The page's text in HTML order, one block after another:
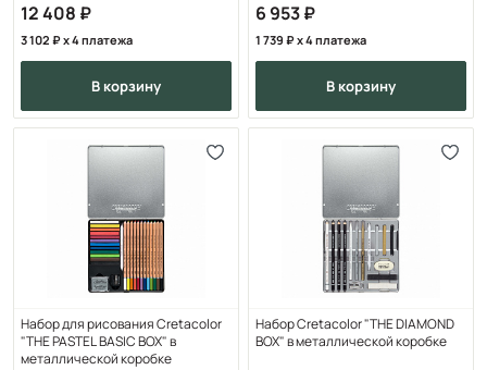
12 408
3 102 x 4 платежа
в корзину
6 953
1 739 x 4 платежа
в корзину
Набор для рисования Cretacolor
"THE PASTEL BASIC BOX" в
металлической коробке
Набор Cretacolor "THE DIAMOND
BOX" в металлической коробке